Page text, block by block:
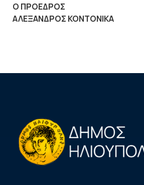
Ο ΠΡΟΕΔΡΟΣ
ΑΛΕΞΑΝΔΡΟΣ ΚΟΝΤΟΝΙΚΑ